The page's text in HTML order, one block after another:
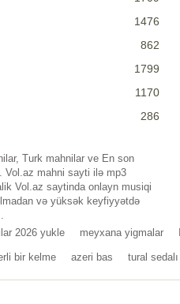
1476
862
1799
1170
286
Turk mahnilar ve En son
Vol.az mahni sayti ilə mp3
Vol.az saytinda onlayn musiqi
və yüksək keyfiyyətdə
2026 yukle meyxana yigmalar
bir kelme azeri bas tural sedalı